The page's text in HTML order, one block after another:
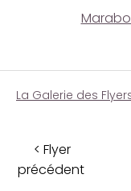
La Galerie des
< Flyer
précédent